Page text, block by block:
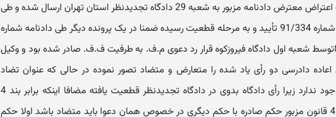
متعاقب اعتراض معترض دادنامه مزبور به شعبه 29 دادگاه تجدیدنظر استان تهران ارسال شده و طی
دادنامه شماره 91/334 تأیید و به مرحله قطعیت رسیده ضمنا در یک پرونده دیگر طی دادنامه شماره
89/309توسط شعبه اول دادگاه فیروزکوه قرار رد دعوی م.ف. به طرفیت ف.ف. صادر شده بود و وکیل
دادرسی دو رأی یاد شده را متعارض و متضاد تصور نموده در حالی که عنوان تضاد
اساسا وجود ندارد زیرا رأی دادگاه بدوی در دادگاه تجدیدنظر قطعیت یافته مضافا اینکه برابر بند 4
ماده 426 قانون مزبور حکم صادره با حکم دیگری در خصوص همان دعوا باید متضاد باشد اولا حکم